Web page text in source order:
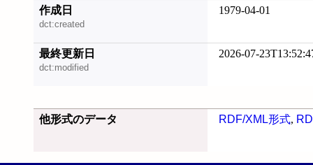
作成日
dct:created
1979-04-01
最終更新日
dct:modified
2026-07-
他形式のデータ RDF/XML形式,